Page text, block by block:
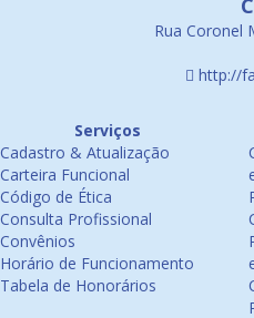
Rua Coronel
http://
Serviços
Cadastro & Atualização
Carteira Funcional
Código de Ética
Consulta Profissional
Convênios
Horário de Funcionamento
Tabela de Honorários